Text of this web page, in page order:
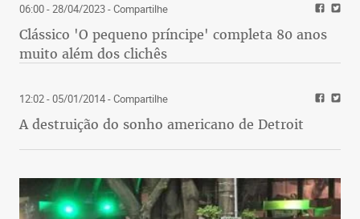
06:00 - 28/04/2023- Compartilhe
Clássico 'O pequeno príncipe' completa 80 anos
muito além dos clichês
12:02 - 05/01/2014- Compartilhe
A destruição do sonho americano de Detroit